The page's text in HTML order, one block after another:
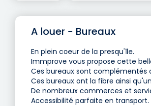
A louer - Bureaux
En plein coeur de la presqu'île.
Immprove vous propose cette
Ces bureaux sont complémentés
Ces bureaux ont la fibre ainsi
De nombreux commerces et
Accessibilité parfaite en transport.